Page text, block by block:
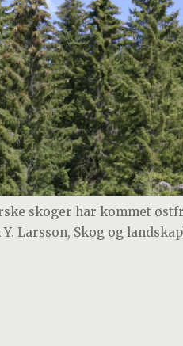
skoger har kommet
Y. Larsson, Skog og